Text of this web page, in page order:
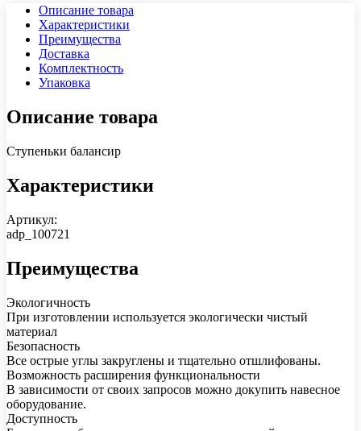
Описание товара
Характеристики
Преимущества
Доставка
Комплектность
Упаковка
Описание товара
Ступеньки балансир
Характеристики
Артикул:
adp_100721
Преимущества
Экологичность
При изготовлении используется экологически чистый
материал
Безопасность
Все острые углы закруглены и тщательно отшлифованы.
Возможность расширения функциональности
В зависимости от своих запросов можно докупить навесное
оборудование.
Доступность